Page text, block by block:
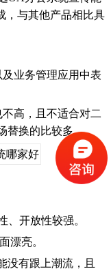
，与其他产品相比具
业务管理应用中表
高，且不适合对二
替换的比较多。
开放性较强。
漂亮。
没有跟上潮流，且